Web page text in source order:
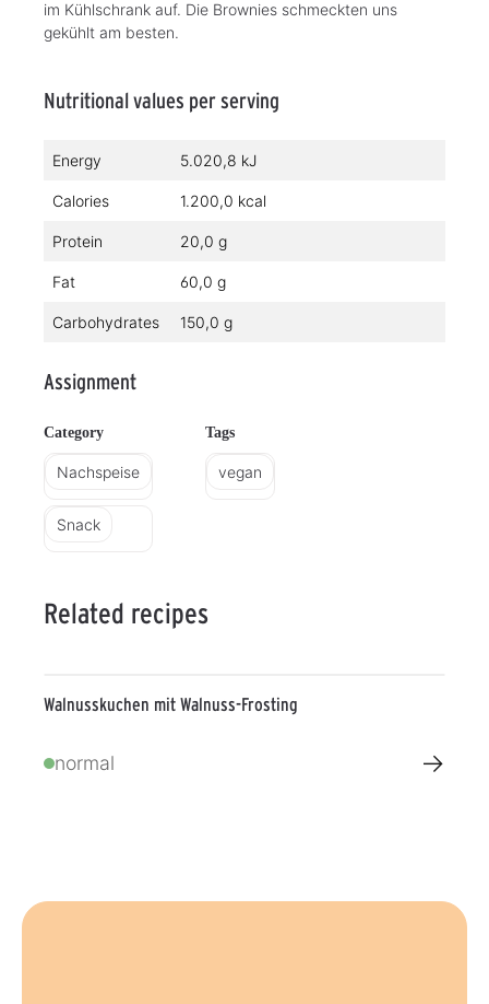
im Kühlschrank auf. Die Brownies schmeckten uns
gekühlt am besten.
Nutritional values per serving
Energy 5.020,8 kJ
Calories 1.200,0 kcal
Protein 20,0 g
Fat 60,0 g
Carbohydrates 150,0 g
Assignment
Category
Nachspeise
Snack
Tags
vegan
Related recipes
Walnusskuchen mit Walnuss-Frosting
normal →